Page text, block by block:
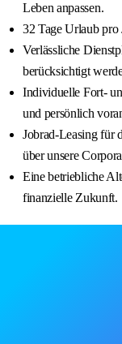
Leben anpassen.
32 Tage Urlaub
Verlässliche
berücksichtigt
Individuelle Fort-
und persönlich
Jobrad-Leasing für
über unsere
Eine betriebliche
finanzielle Zukunft.